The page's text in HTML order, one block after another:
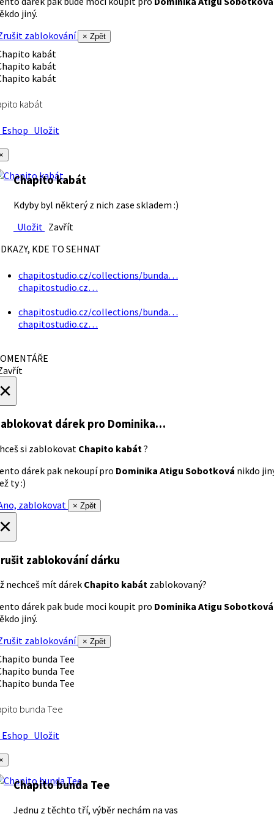
jiný.
zablokování
× Zpět
kabát
Uložit
Chapito kabát
Kdyby byl některý z nich zase skladem :)
Uložit Zavřít
KDE TO SEHNAT
chapitostudio.cz/collections/bunda…
chapitostudio.cz…
chapitostudio.cz/collections/bunda…
chapitostudio.cz…
dárek pro Dominika…
si zablokovat Chapito kabát ?
dárek pak nekoupí pro Dominika Atigu Sobotková nikdo
ty :)
zablokovat
× Zpět
zablokování dárku
nechceš mít dárek Chapito kabát zablokovaný?
dárek pak bude moci koupit pro Dominika Atigu Sobotková
jiný.
zablokování
× Zpět
bunda Tee
Uložit
Chapito bunda Tee
Jednu z těchto tří, výběr nechám na vas